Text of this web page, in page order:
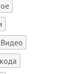
Видео